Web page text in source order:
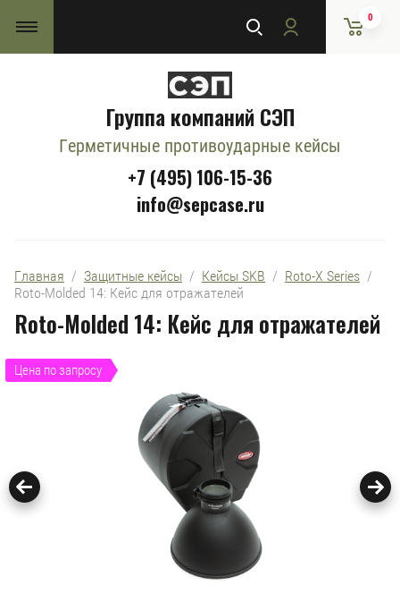
0
Группа компаний СЭП
Герметичные противоударные кейсы
+7 (495) 106-15-36
info@sepcase.ru
Главная
  /
Защитные кейсы
  /
Кейсы SKB
  /
Roto-X Series
  /
Roto-Molded 14: Кейс для отражателей
Roto-Molded 14: Кейс для отражателей
Цена по запросу